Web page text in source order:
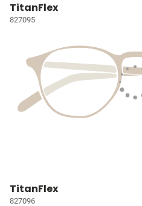
TitanFlex
827095
TitanFlex
827096